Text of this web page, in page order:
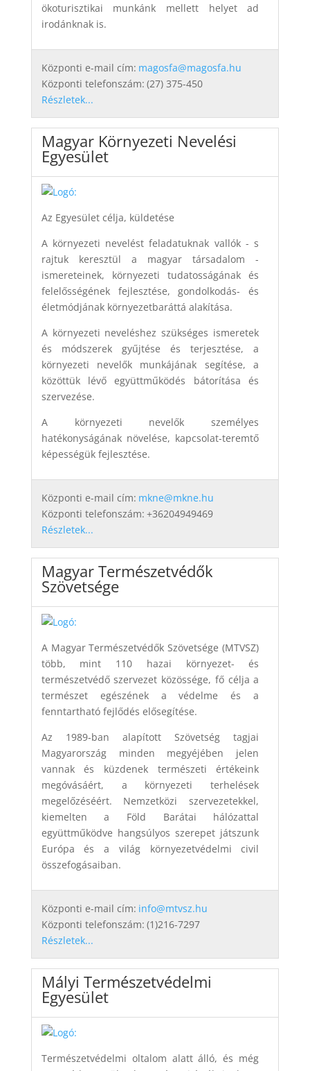
ökoturisztikai munkánk mellett helyet ad
irodánknak is.
Központi e-mail cím: magosfa@magosfa.hu
Központi telefonszám: (27) 375-450
Részletek...
Magyar Környezeti Nevelési
Egyesület
Az Egyesület célja, küldetése
A környezeti nevelést feladatuknak vallók - s
rajtuk keresztül a magyar társadalom -
ismereteinek, környezeti tudatosságának és
felelősségének fejlesztése, gondolkodás- és
életmódjának környezetbaráttá alakítása.
A környezeti neveléshez szükséges ismeretek
és módszerek gyűjtése és terjesztése, a
környezeti nevelők munkájának segítése, a
közöttük lévő együttműködés bátorítása és
szervezése.
A környezeti nevelők személyes
hatékonyságának növelése, kapcsolat-teremtő
képességük fejlesztése.
Központi e-mail cím: mkne@mkne.hu
Központi telefonszám: +36204949469
Részletek...
Magyar Természetvédők
Szövetsége
A Magyar Természetvédők Szövetsége (MTVSZ)
több, mint 110 hazai környezet- és
természetvédő szervezet közössége, fő célja a
természet egészének a védelme és a
fenntartható fejlődés elősegítése.
Az 1989-ban alapított Szövetség tagjai
Magyarország minden megyéjében jelen
vannak és küzdenek természeti értékeink
megóvásáért, a környezeti terhelések
megelőzéséért. Nemzetközi szervezetekkel,
kiemelten a Föld Barátai hálózattal
együttműködve hangsúlyos szerepet játszunk
Európa és a világ környezetvédelmi civil
összefogásaiban.
Központi e-mail cím: info@mtvsz.hu
Központi telefonszám: (1)216-7297
Részletek...
Mályi Természetvédelmi
Egyesület
Természetvédelmi oltalom alatt álló, és még